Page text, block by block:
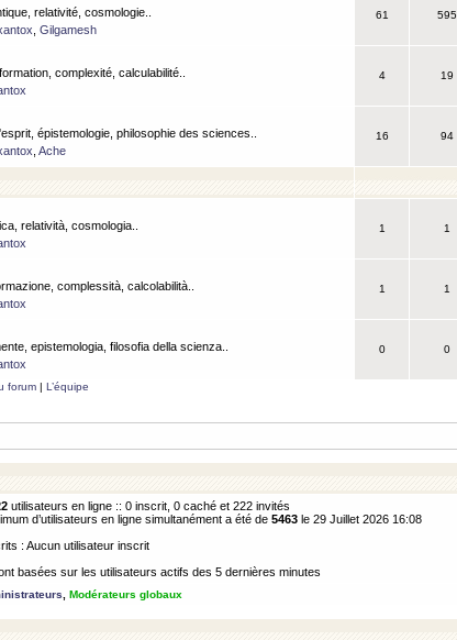
relativité, cosmologie..
Gilgamesh
61 595
complexité, calculabilité..
4 19
épistemologie, philosophie des sciences..
Ache
16 94
relatività, cosmologia..
1 1
complessità, calcolabilità..
1 1
epistemologia, filosofia della scienza..
0 0
forum | L’équipe
utilisateurs en ligne :: 0 inscrit, 0 caché et 222 invités
d’utilisateurs en ligne simultanément a été de 5463 le 29 Juillet 2026 16:08
: Aucun utilisateur inscrit
basées sur les utilisateurs actifs des 5 dernières minutes
Modérateurs globaux